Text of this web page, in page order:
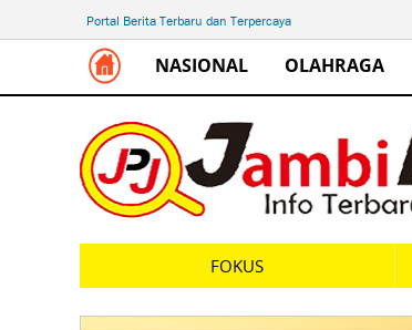
Portal Berita Terbaru dan Terpercaya
NASIONAL OLAHRAGA
FOKUS